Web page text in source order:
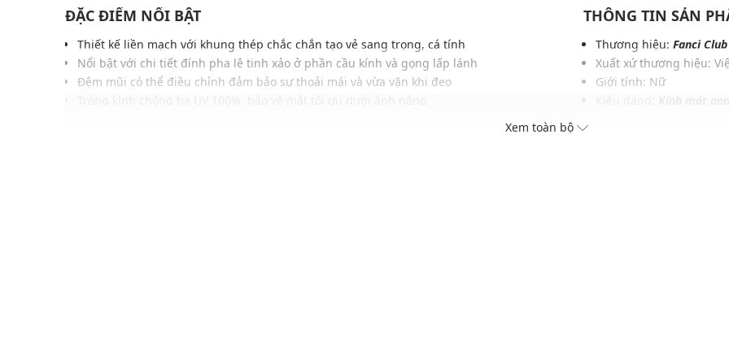
ĐẶC ĐIỂM NỔI BẬT
Thiết kế liền mạch với khung thép chắc chắn tạo vẻ sang trọng, cá tính
Nổi bật với chi tiết đính pha lê tinh xảo ở phần cầu kính và gọng lấp lánh
Đệm mũi có thể điều chỉnh đảm bảo sự thoải mái và vừa vặn khi đeo
THÔNG TIN SẢN
Thương hiệu: Fancì Club
Xuất xứ thương hiệu:
Giới tính: Nữ
Xem toàn bộ